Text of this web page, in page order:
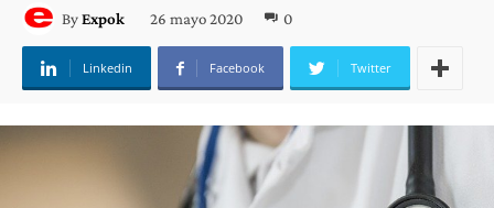
ByExpok 26 mayo 2020 0
Linkedin Facebook Twitter